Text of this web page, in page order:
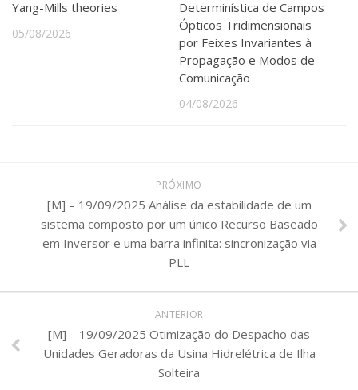
Agenda de Eventos
Defesa de Teses
Yang-Mills theories
05/08/2026
Determinística de Campos
Ópticos Tridimensionais
por Feixes Invariantes à
Propagação e Modos de
Comunicação
04/08/2026
PRÓXIMO
[M] – 19/09/2025 Análise da estabilidade de um
sistema composto por um único Recurso Baseado
em Inversor e uma barra infinita: sincronização via
PLL
ANTERIOR
[M] – 19/09/2025 Otimização do Despacho das
Unidades Geradoras da Usina Hidrelétrica de Ilha
Solteira